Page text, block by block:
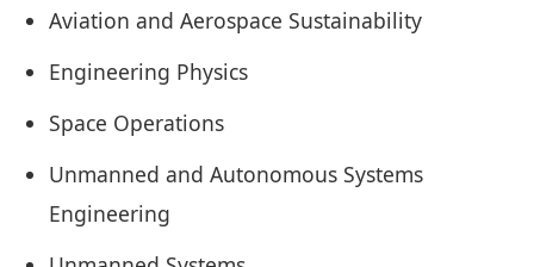
Aviation and Aerospace Sustainability
Engineering Physics
Space Operations
Unmanned and Autonomous Systems
Engineering